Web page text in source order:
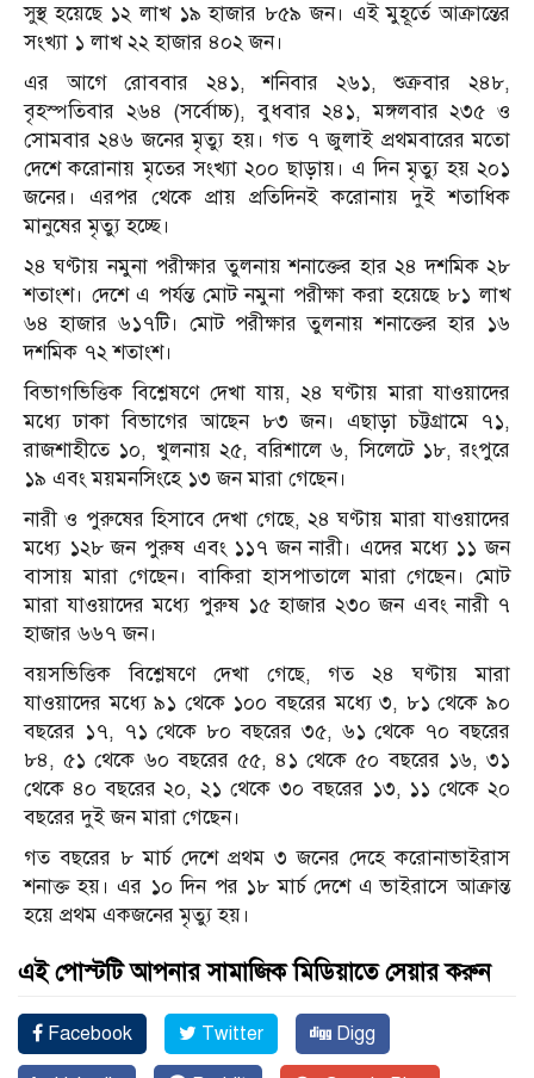
সুস্থ হয়েছে ১২ লাখ ১৯ হাজার ৮৫৯ জন। এই মুহূর্তে আক্রান্তের
সংখ্যা ১ লাখ ২২ হাজার ৪০২ জন।
এর আগে রোববার ২৪১, শনিবার ২৬১, শুক্রবার ২৪৮,
বৃহস্পতিবার ২৬৪ (সর্বোচ্চ), বুধবার ২৪১, মঙ্গলবার ২৩৫ ও
সোমবার ২৪৬ জনের মৃত্যু হয়। গত ৭ জুলাই প্রথমবারের মতো
দেশে করোনায় মৃতের সংখ্যা ২০০ ছাড়ায়। এ দিন মৃত্যু হয় ২০১
জনের। এরপর থেকে প্রায় প্রতিদিনই করোনায় দুই শতাধিক
মানুষের মৃত্যু হচ্ছে।
২৪ ঘণ্টায় নমুনা পরীক্ষার তুলনায় শনাক্তের হার ২৪ দশমিক ২৮
শতাংশ। দেশে এ পর্যন্ত মোট নমুনা পরীক্ষা করা হয়েছে ৮১ লাখ
৬৪ হাজার ৬১৭টি। মোট পরীক্ষার তুলনায় শনাক্তের হার ১৬
দশমিক ৭২ শতাংশ।
বিভাগভিত্তিক বিশ্লেষণে দেখা যায়, ২৪ ঘণ্টায় মারা যাওয়াদের
মধ্যে ঢাকা বিভাগের আছেন ৮৩ জন। এছাড়া চট্টগ্রামে ৭১,
রাজশাহীতে ১০, খুলনায় ২৫, বরিশালে ৬, সিলেটে ১৮, রংপুরে
১৯ এবং ময়মনসিংহে ১৩ জন মারা গেছেন।
নারী ও পুরুষের হিসাবে দেখা গেছে, ২৪ ঘণ্টায় মারা যাওয়াদের
মধ্যে ১২৮ জন পুরুষ এবং ১১৭ জন নারী। এদের মধ্যে ১১ জন
বাসায় মারা গেছেন। বাকিরা হাসপাতালে মারা গেছেন। মোট
মারা যাওয়াদের মধ্যে পুরুষ ১৫ হাজার ২৩০ জন এবং নারী ৭
হাজার ৬৬৭ জন।
বয়সভিত্তিক বিশ্লেষণে দেখা গেছে, গত ২৪ ঘণ্টায় মারা
যাওয়াদের মধ্যে ৯১ থেকে ১০০ বছরের মধ্যে ৩, ৮১ থেকে ৯০
বছরের ১৭, ৭১ থেকে ৮০ বছরের ৩৫, ৬১ থেকে ৭০ বছরের
৮৪, ৫১ থেকে ৬০ বছরের ৫৫, ৪১ থেকে ৫০ বছরের ১৬, ৩১
থেকে ৪০ বছরের ২০, ২১ থেকে ৩০ বছরের ১৩, ১১ থেকে ২০
বছরের দুই জন মারা গেছেন।
গত বছরের ৮ মার্চ দেশে প্রথম ৩ জনের দেহে করোনাভাইরাস
শনাক্ত হয়। এর ১০ দিন পর ১৮ মার্চ দেশে এ ভাইরাসে আক্রান্ত
হয়ে প্রথম একজনের মৃত্যু হয়।
এই পোস্টটি আপনার সামাজিক মিডিয়াতে সেয়ার করুন
Facebook Twitter Digg